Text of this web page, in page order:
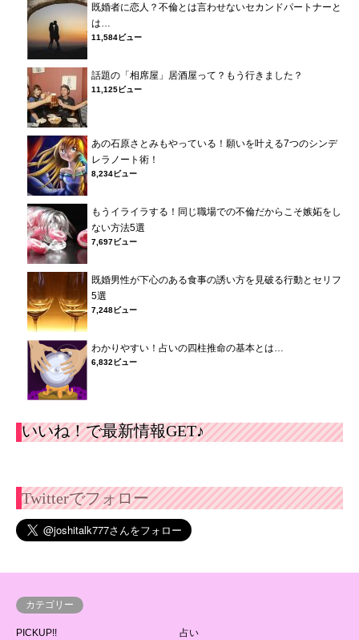
既婚者に恋人？不倫とは言わせないセカンドパートナーと
は…
11,584ビュー
話題の「相席屋」居酒屋って？もう行きました？
11,125ビュー
あの石原さとみもやっている！願いを叶える7つのシンデ
レラノート術！
8,234ビュー
もうイライラする！同じ職場での不倫だからこそ嫉妬をし
ない方法5選
7,697ビュー
既婚男性が下心のある食事の誘い方を見破る行動とセリフ
5選
7,248ビュー
わかりやすい！占いの四柱推命の基本とは…
6,832ビュー
いいね！で最新情報GET♪
Twitterでフォロー
カテゴリー
PICKUP!!
占い